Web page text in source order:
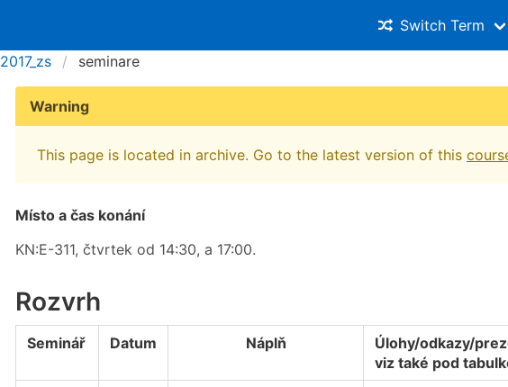
Switch Term
2017_zs seminare
Warning
This page is located in archive. Go to the latest version of this
Místo a čas konání
KN:E-311, čtvrtek od 14:30, a 17:00.
Rozvrh
Seminář Datum Náplň
Úlohy/odkazy/
viz také pod